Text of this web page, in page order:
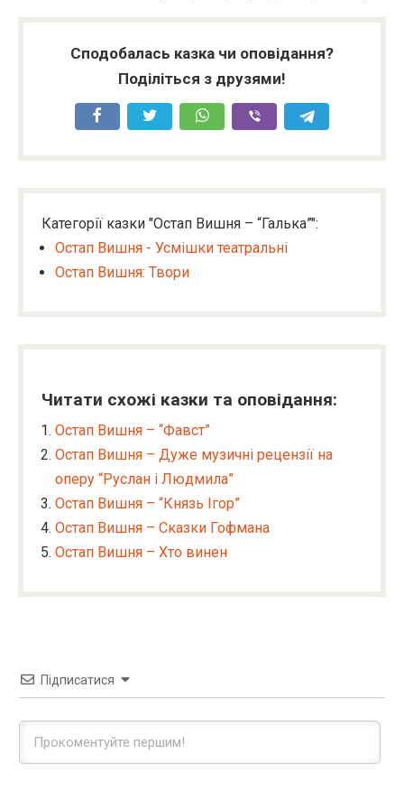
Сподобалась казка чи оповідання?
Поділіться з друзями!
Категорії казки "Остап Вишня – “Галька”":
Остап Вишня - Усмішки театральні
Остап Вишня: Твори
Читати схожі казки та оповідання:
Остап Вишня – “Фавст”
Остап Вишня – Дуже музичні рецензії на
оперу “Руслан і Людмила”
Остап Вишня – “Князь Ігор”
Остап Вишня – Сказки Гофмана
Остап Вишня – Хто винен
Підписатися